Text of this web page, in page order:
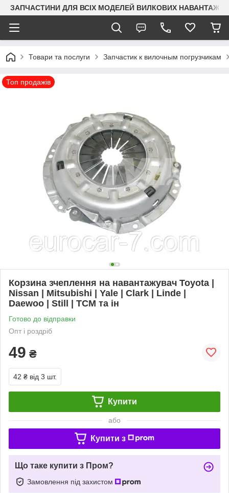
ЗАПЧАСТИНИ ДЛЯ ВСІХ МОДЕЛЕЙ ВИЛКОВИХ
Товари та послуги Запчастик к вилочным погрузчикам
Топ продажів
Корзина зчеплення на навантажувач Toyota |
Nissan | Mitsubishi | Yale | Clark | Linde |
Daewoo | Still | TCM та ін
Готово до відправки
Опт і роздріб
49 ₴
42 ₴ від 3 шт.
Купити
або
Купити з
Що таке купити з Пром?
Замовлення під захистом